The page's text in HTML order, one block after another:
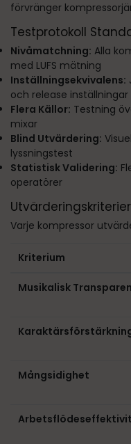
förvränger
Testprotokoll
Nivåmatchning: Alla
med LUFS mätning
Inställningsekvivalens:
och release inställningar
Flera Källor: Testning
mixar
Blind Utvärdering:
lyssningstest
Statistisk Validering:
operatörer
Utvärderingskriterier
Varje kompressor
Kriterium
Musikalisk
Mångsidighet